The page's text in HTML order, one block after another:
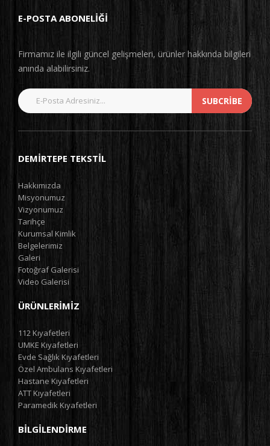
E-POSTA ABONELIĞI
Firmamız ile ilgili güncel gelişmeleri, ürünler hakkında bilgileri
anında alabilirsiniz.
SUBCRIBE
DEMIRTEPE TEKSTIL
Hakkımızda
Misyonumuz
Vizyonumuz
Tarihçe
Kurumsal Kimlik
Belgelerimiz
Galeri
Fotoğraf Galerisi
Video Galerisi
ÜRÜNLERIMIZ
112 Kıyafetleri
UMKE Kıyafetleri
Evde Sağlık Kıyafetleri
Özel Ambulans Kıyafetleri
Hastane Kıyafetleri
ATT Kıyafetleri
Paramedik Kıyafetleri
BILGILENDIRME